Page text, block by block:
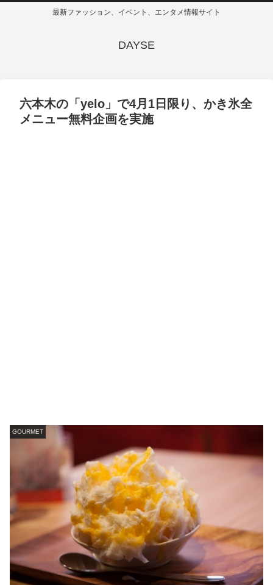
最新ファッション、イベント、エンタメ情報サイト
DAYSE
六本木の「yelo」で4月1日限り、かき氷全
メニュー無料企画を実施
GOURMET